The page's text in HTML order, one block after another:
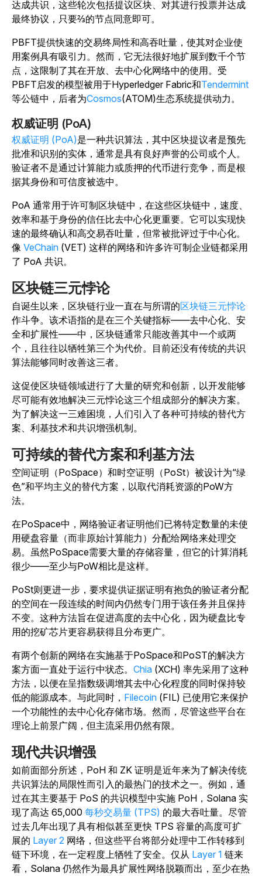
达成共识，这些轮次包括提议区块、对其进行投票并达成
最终协议，只要⅔的节点同意即可。
PBFT提供快速的交易终局性和高吞吐量，使其对企业使
用案例具有吸引力。然而，它无法很好地扩展到数千个节
点，这限制了其在开放、去中心化网络中的使用。受
PBFT启发的模型被用于Hyperledger Fabric和Tendermint
等公链中，后者为Cosmos(ATOM)生态系统提供动力。
权威证明 (PoA)
权威证明 (PoA)是一种共识算法，其中区块提议者是预先
批准和识别的实体，通常是具有良好声誉的公司或个人。
验证者不是通过计算能力或质押的代币进行竞争，而是根
据其身份和可信度被选中。
PoA 通常用于许可制区块链中，在这些区块链中，速度、
效率和基于身份的信任比去中心化更重要。它可以实现快
速的最终确认和高交易吞吐量，但常被批评过于中心化。
像 VeChain (VET) 这样的网络和许多许可制企业链都采用
了 PoA 共识。
区块链三元悖论
自诞生以来，区块链行业一直在与所谓的区块链三元悖论
作斗争。该术语指的是在三个关键指标——去中心化、安
全和扩展性——中，区块链通常只能改善其中一个或两
个，且往往以牺牲第三个为代价。目前还没有传统的共识
算法能够同时改善这三者。
这促使区块链领域进行了大量的研究和创新，以开发能够
尽可能有效地解决三元悖论这三个组成部分的解决方案。
为了解决这一三难困境，人们引入了各种可持续的替代方
案、利基技术和共识增强机制。
可持续的替代方案和利基方法
空间证明（PoSpace）和时空证明（PoSt）被设计为“绿
色”和平均主义的替代方案，以取代消耗资源的PoW方
法。
在PoSpace中，网络验证者证明他们已将特定数量的未使
用硬盘容量（而非原始计算能力）分配给网络来处理交
易。虽然PoSpace需要大量的存储容量，但它的计算消耗
很少——至少与PoW相比是这样。
PoSt则更进一步，要求提供证据证明有抱负的验证者分配
的空间在一段连续的时间内仍然专门用于该任务并且保持
不变。这种方法旨在促进高度的去中心化，因为硬盘比专
用的挖矿芯片更容易获得且分布更广。
有两个创新的网络在实施基于PoSpace和PoST的解决方
案方面一直处于运行中状态。 Chia (XCH) 率先采用了这种
方法，以便在呈指数级调增其去中心化程度的同时保持较
低的能源成本。与此同时， Filecoin (FIL) 已使用它来保护
一个功能性的去中心化存储市场。然而，尽管这些平台在
理论上前景广阔，但主流采用仍然有限。
现代共识增强
如前面部分所述，PoH 和 ZK 证明是近年来为了解决传统
共识算法的局限性而引入的最热门的技术之一。例如，通
过在其主要基于 PoS 的共识模型中实施 PoH，Solana 实
现了高达 65,000 每秒交易量 (TPS) 的最大吞吐量。尽管
过去几年出现了具有相似甚至更快 TPS 容量的高度可扩
展的 Layer 2 网络，但这些平台将部分处理中工作转移到
链下环境，在一定程度上牺牲了安全。仅从 Layer 1 链来
看，Solana 仍然作为最具扩展性网络脱颖而出，至少在热